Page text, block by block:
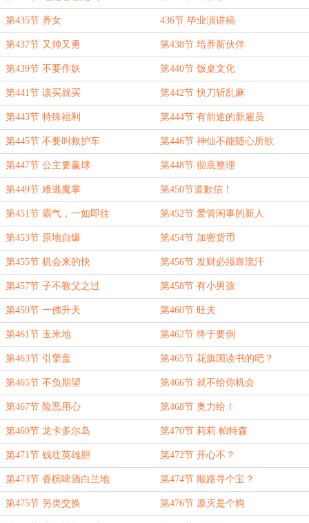
第435节 养女 436节 毕业演讲稿
第437节 又帅又勇 第438节 培养新伙伴
第439节 不要作妖 第440节 饭桌文化
第441节 该买就买 第442节 快刀斩乱麻
第443节 特殊福利 第444节 有前途的新雇员
第445节 不要叫救护车 第446节 神仙不能随心所欲
第447节 公主要赢球 第448节 彻底整理
第449节 难逃魔掌 第450节道歉信！
第451节 霸气，一如即往 第452节 爱管闲事的新人
第453节 原地自爆 第454节 加密货币
第455节 机会来的快 第456节 发财必须靠流汗
第457节 子不教父之过 第458节 有小男孩
第459节 一佛升天 第460节 旺夫
第461节 玉米地 第462节 终于要倒
第463节 引擎盖 第465节 花旗国读书的吧？
第465节 不负期望 第466节 就不给你机会
第467节 险恶用心 第468节 奥力给！
第469节 龙卡多尔岛 第470节 莉莉.帕特森
第471节 钱壮英雄胆 第472节 开心不？
第473节 香槟啤酒白兰地 第474节 顺路寻个宝？
第475节 另类交换 第476节 原灭是个狗